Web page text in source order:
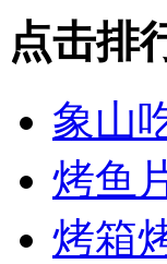
点击排
象山
烤鱼
烤箱